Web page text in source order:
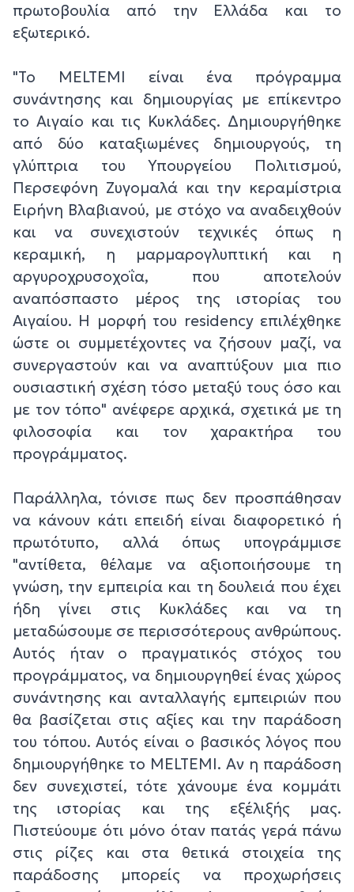
πρωτοβουλία από την Ελλάδα και το
εξωτερικό.
"Το MELTEMI είναι ένα πρόγραμμα
συνάντησης και δημιουργίας με επίκεντρο
το Αιγαίο και τις Κυκλάδες. Δημιουργήθηκε
από δύο καταξιωμένες δημιουργούς, τη
γλύπτρια του Υπουργείου Πολιτισμού,
Περσεφόνη Ζυγομαλά και την κεραμίστρια
Ειρήνη Βλαβιανού, με στόχο να αναδειχθούν
και να συνεχιστούν τεχνικές όπως η
κεραμική, η μαρμαρογλυπτική και η
αργυροχρυσοχοΐα, που αποτελούν
αναπόσπαστο μέρος της ιστορίας του
Αιγαίου. Η μορφή του residency επιλέχθηκε
ώστε οι συμμετέχοντες να ζήσουν μαζί, να
συνεργαστούν και να αναπτύξουν μια πιο
ουσιαστική σχέση τόσο μεταξύ τους όσο και
με τον τόπο" ανέφερε αρχικά, σχετικά με τη
φιλοσοφία και τον χαρακτήρα του
προγράμματος.
Παράλληλα, τόνισε πως δεν προσπάθησαν
να κάνουν κάτι επειδή είναι διαφορετικό ή
πρωτότυπο, αλλά όπως υπογράμμισε
"αντίθετα, θέλαμε να αξιοποιήσουμε τη
γνώση, την εμπειρία και τη δουλειά που έχει
ήδη γίνει στις Κυκλάδες και να τη
μεταδώσουμε σε περισσότερους ανθρώπους.
Αυτός ήταν ο πραγματικός στόχος του
προγράμματος, να δημιουργηθεί ένας χώρος
συνάντησης και ανταλλαγής εμπειριών που
θα βασίζεται στις αξίες και την παράδοση
του τόπου. Αυτός είναι ο βασικός λόγος που
δημιουργήθηκε το MELTEMI. Αν η παράδοση
δεν συνεχιστεί, τότε χάνουμε ένα κομμάτι
της ιστορίας και της εξέλιξής μας.
Πιστεύουμε ότι μόνο όταν πατάς γερά πάνω
στις ρίζες και στα θετικά στοιχεία της
παράδοσης μπορείς να προχωρήσεις